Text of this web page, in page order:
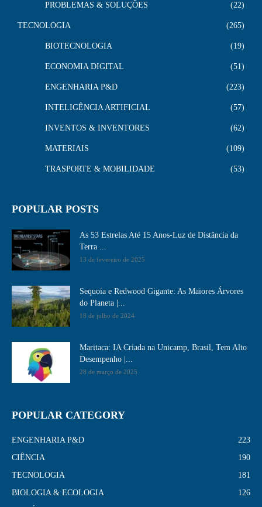
PROBLEMAS & SOLUÇÕES 22
TECNOLOGIA 265
BIOTECNOLOGIA 19
ECONOMIA DIGITAL 51
ENGENHARIA P&D 223
INTELIGÊNCIA ARTIFICIAL 57
INVENTOS & INVENTORES 62
MATERIAIS 109
TRASPORTE & MOBILIDADE 53
POPULAR POSTS
As 53 Estrelas Até 15 Anos-Luz de Distância da
Terra ...
13 de fevereiro de 2025
Sequoia e Redwood Gigante: As Maiores Árvores
do Planeta |...
18 de julho de 2024
Maritaca: IA Criada na Unicamp, Brasil, Tem Alto
Desempenho​ |...
28 de março de 2025
POPULAR CATEGORY
ENGENHARIA P&D
223
CIÊNCIA
190
TECNOLOGIA
181
BIOLOGIA & ECOLOGIA
126